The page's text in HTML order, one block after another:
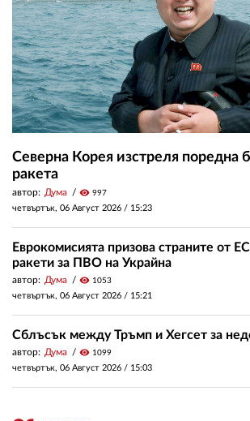
Северна Корея изстреля поредна
ракета
автор: Дума visibility 997
четвъртък, 06 Август 2026 / 15:23
Еврокомисията призова страните от
ракети за ПВО на Украйна
автор: Дума visibility 1053
четвъртък, 06 Август 2026 / 15:21
Сблъсък между Тръмп и Хегсет за
автор: Дума visibility 1099
четвъртък, 06 Август 2026 / 15:03